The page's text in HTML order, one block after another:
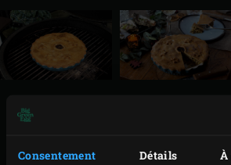
Consentement Détails À
Allumez le Big Green Egg,